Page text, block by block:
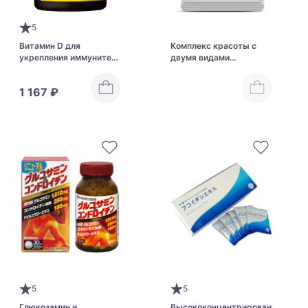
5
Витамин D для
укрепления иммунитета
1 167 ₽
Комплекс красоты с
двумя видами
Pig Placenta & Horse
5
5